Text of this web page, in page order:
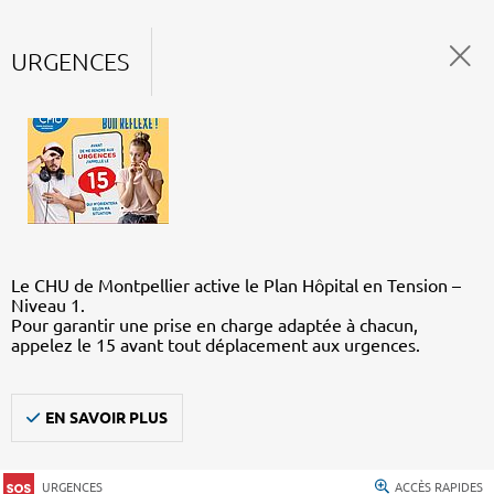
URGENCES
Le CHU de Montpellier active le Plan Hôpital en Tension –
Niveau 1.
Pour garantir une prise en charge adaptée à chacun,
appelez le 15 avant tout déplacement aux urgences.
EN SAVOIR PLUS
URGENCES ACCÈS RAPIDES